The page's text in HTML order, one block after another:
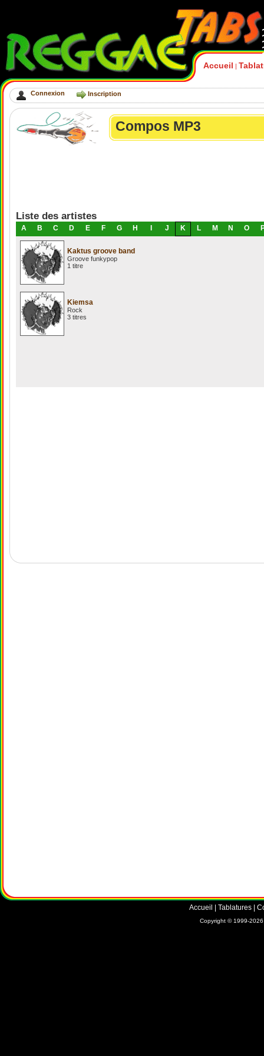
Accueil |
Connexion Inscription
Compos MP3
Liste des artistes
A B C D E F G H J K L M N O
Kaktus groove band
Groove funkypop
1 titre
Kiemsa
Rock
3 titres
Accueil Tablatures
Copyright © 1999-